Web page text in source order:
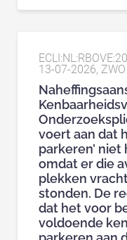
13-07-2026,
voert aan dat
parkeren’
omdat er die
plekken
stonden. De
dat het voor
voldoende